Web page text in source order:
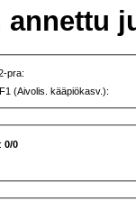
pra:
(Aivolis. kääpiökasv.):
0/0